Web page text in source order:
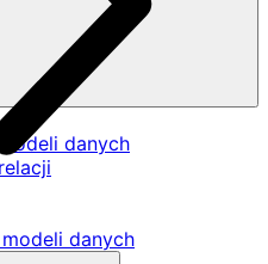
danych
danych